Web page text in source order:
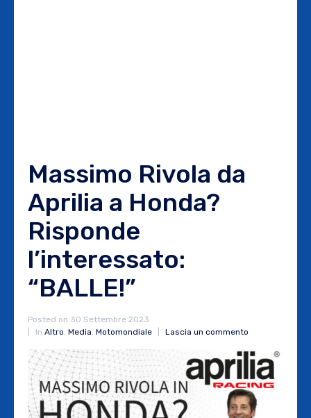
Massimo Rivola da
Aprilia a Honda?
Risponde
l’interessato:
“BALLE!”
Posted on 30 Settembre 2023
In Altro, Media, Motomondiale Lascia un commento